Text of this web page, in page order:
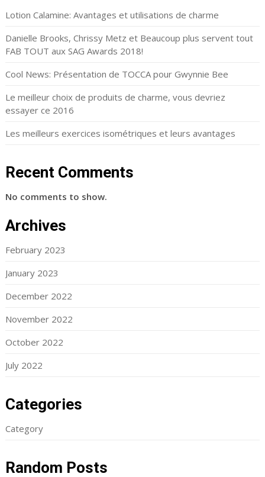
Lotion Calamine: Avantages et utilisations de charme
Danielle Brooks, Chrissy Metz et Beaucoup plus servent tout
FAB TOUT aux SAG Awards 2018!
Cool News: Présentation de TOCCA pour Gwynnie Bee
Le meilleur choix de produits de charme, vous devriez
essayer ce 2016
Les meilleurs exercices isométriques et leurs avantages
Recent Comments
No comments to show.
Archives
February 2023
January 2023
December 2022
November 2022
October 2022
July 2022
Categories
Category
Random Posts